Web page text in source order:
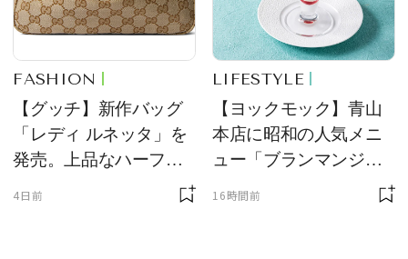
FASHION
【グッチ】新作バッグ
「レディ ルネッタ」を
発売。上品なハーフム
ーン型がスタイリング
4日前
LIFESTYLE
【ヨックモック】青山
本店に昭和の人気メニ
ュー「ブランマンジ
ェ」「ダックワーズ」
16時間前